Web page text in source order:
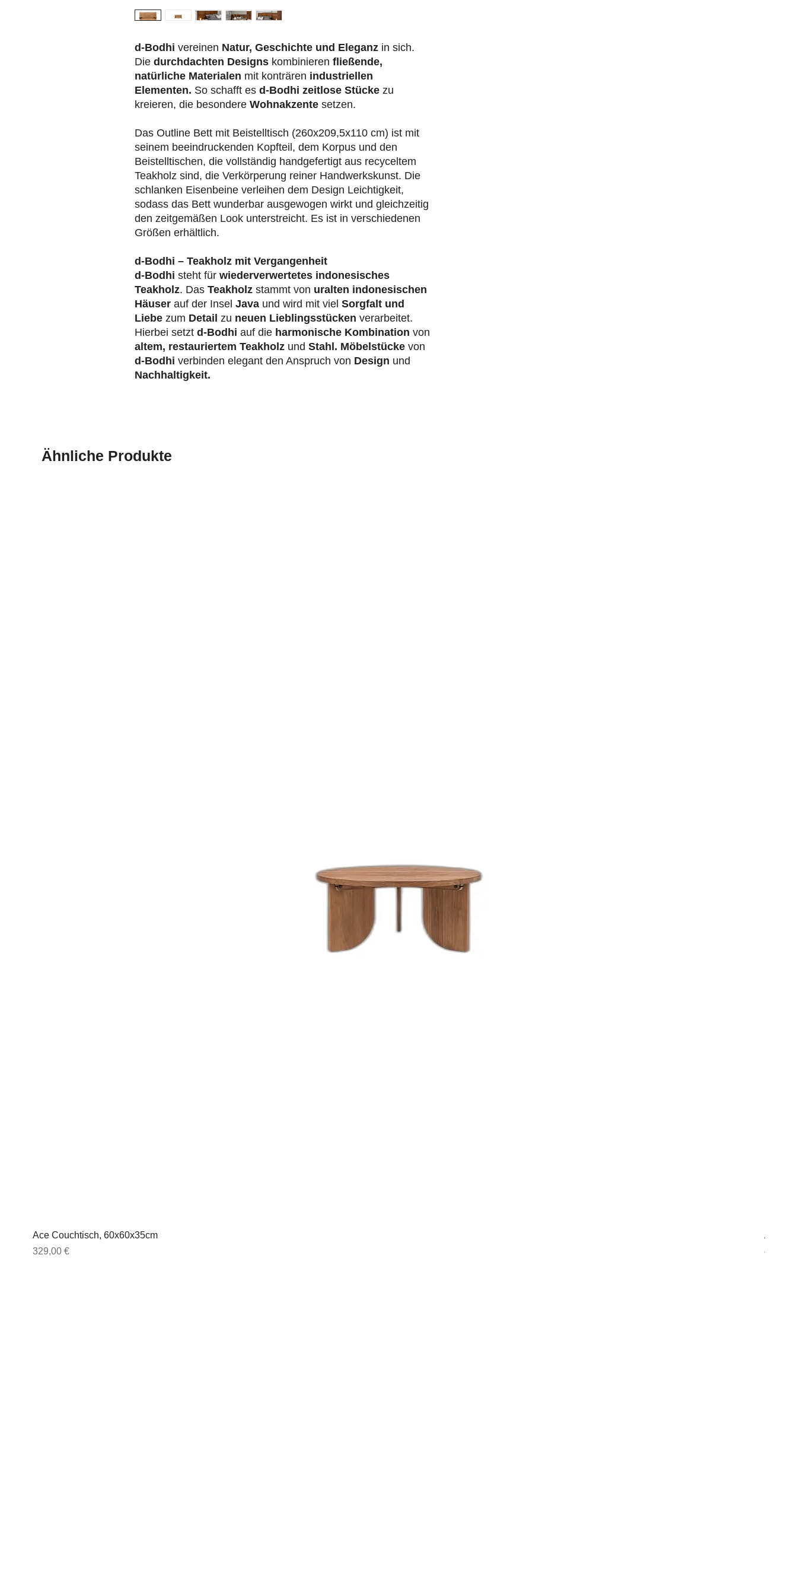
d-Bodhi vereinen Natur, Geschichte und Eleganz in sich.
Die durchdachten Designs kombinieren fließende,
natürliche Materialen mit konträren industriellen
Elementen. So schafft es d-Bodhi zeitlose Stücke zu
kreieren, die besondere Wohnakzente setzen.
Das Outline Bett mit Beistelltisch (260x209,5x110 cm) ist mit
seinem beeindruckenden Kopfteil, dem Korpus und den
Beistelltischen, die vollständig handgefertigt aus recyceltem
Teakholz sind, die Verkörperung reiner Handwerkskunst. Die
schlanken Eisenbeine verleihen dem Design Leichtigkeit,
sodass das Bett wunderbar ausgewogen wirkt und gleichzeitig
den zeitgemäßen Look unterstreicht. Es ist in verschiedenen
Größen erhältlich.
d-Bodhi – Teakholz mit Vergangenheit
d-Bodhi steht für wiederverwertetes indonesisches
Teakholz. Das Teakholz stammt von uralten indonesischen
Häuser auf der Insel Java und wird mit viel Sorgfalt und
Liebe zum Detail zu neuen Lieblingsstücken verarbeitet.
Hierbei setzt d-Bodhi auf die harmonische Kombination von
altem, restauriertem Teakholz und Stahl. Möbelstücke von
d-Bodhi verbinden elegant den Anspruch von Design und
Nachhaltigkeit.
Ähnliche Produkte
Ace Couchtisch, 60x60x35cm
Preis
329,00 €
Ace
Preis
449,00